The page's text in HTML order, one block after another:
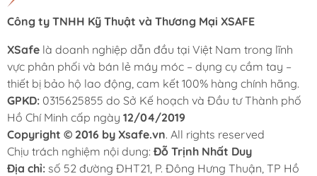
Công ty TNHH Kỹ Thuật và Thương Mại XSAFE
XSafe là doanh nghiệp dẫn đầu tại Việt Nam trong lĩnh
vực phân phối và bán lẻ máy móc – dụng cụ cầm tay –
thiết bị bảo hộ lao động, cam kết 100% hàng chính hãng.
GPKD: 0315625855 do Sở Kế hoạch và Đầu tư Thành phố
Hồ Chí Minh cấp ngày 12/04/2019
Copyright © 2016 by Xsafe.vn. All rights reserved
Chịu trách nghiệm nội dung: Đỗ Trịnh Nhất Duy
Địa chỉ: số 52 đường ĐHT21, P. Đông Hưng Thuận, TP Hồ